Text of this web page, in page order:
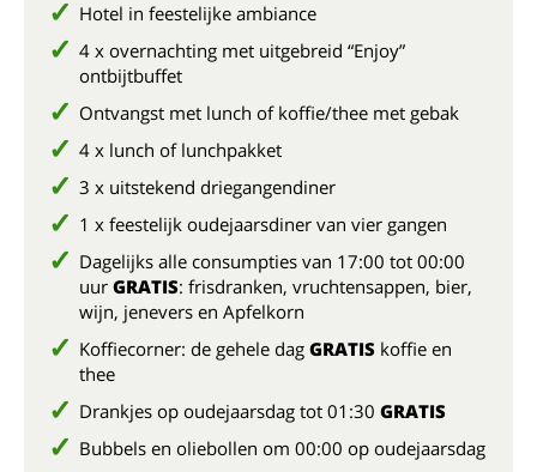
Hotel in feestelijke ambiance
4 x overnachting met uitgebreid “Enjoy”
ontbijtbuffet
Ontvangst met lunch of koffie/thee met gebak
4 x lunch of lunchpakket
3 x uitstekend driegangendiner
1 x feestelijk oudejaarsdiner van vier gangen
Dagelijks alle consumpties van 17:00 tot 00:00
uur GRATIS: frisdranken, vruchtensappen, bier,
wijn, jenevers en Apfelkorn
Koffiecorner: de gehele dag GRATIS koffie en
thee
Drankjes op oudejaarsdag tot 01:30 GRATIS
Bubbels en oliebollen om 00:00 op oudejaarsdag